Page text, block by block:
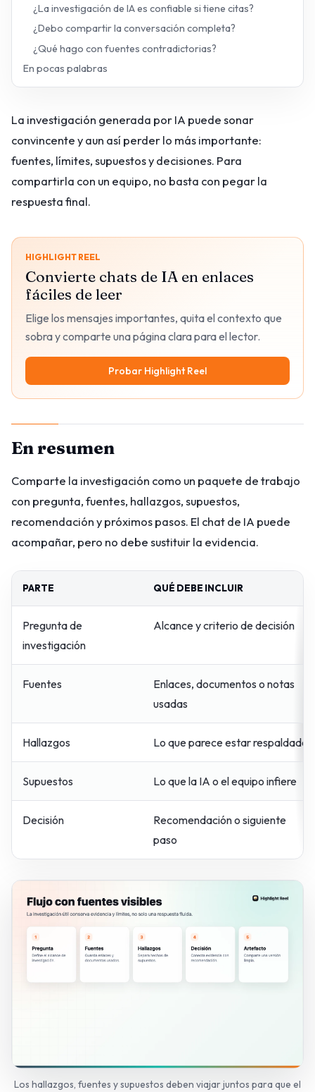
¿La investigación de IA es confiable si tiene citas?
¿Debo compartir la conversación completa?
¿Qué hago con fuentes contradictorias?
En pocas palabras
La investigación generada por IA puede sonar
convincente y aun así perder lo más importante:
fuentes, límites, supuestos y decisiones. Para
compartirla con un equipo, no basta con pegar la
respuesta final.
HIGHLIGHT REEL
Convierte chats de IA en enlaces
fáciles de leer
Elige los mensajes importantes, quita el contexto que
sobra y comparte una página clara para el lector.
Probar Highlight Reel
En resumen
Comparte la investigación como un paquete de trabajo
con pregunta, fuentes, hallazgos, supuestos,
recomendación y próximos pasos. El chat de IA puede
acompañar, pero no debe sustituir la evidencia.
PARTE QUÉ DEBE INCLUIR
Pregunta de
investigación
Alcance y criterio de decisión
Fuentes
Enlaces, documentos o notas
usadas
Hallazgos Lo que parece estar respaldado
Supuestos Lo que la IA o el equipo infiere
Decisión
Recomendación o siguiente
paso
Los hallazgos, fuentes y supuestos deben viajar juntos para que el